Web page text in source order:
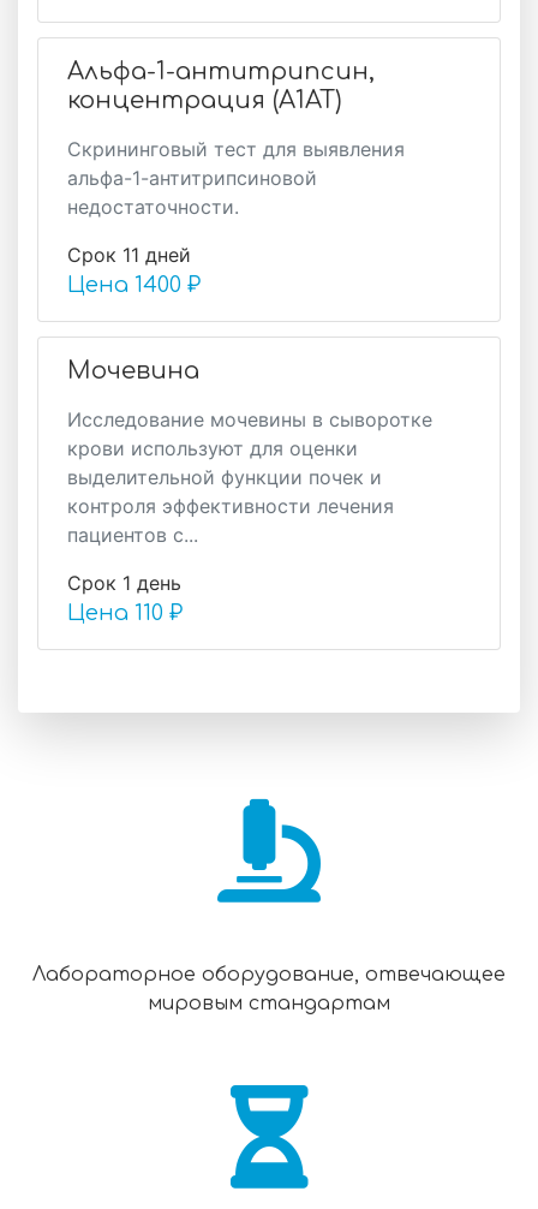
Альфа-1-антитрипсин,
концентрация (А1АТ)
Скрининговый тест для выявления
альфа-1-антитрипсиновой
недостаточности.
Срок 11 дней
Цена 1400 ₽
Мочевина
Исследование мочевины в сыворотке
крови используют для оценки
выделительной функции почек и
контроля эффективности лечения
пациентов с...
Срок 1 день
Цена 110 ₽
Лабораторное оборудование, отвечающее
мировым стандартам